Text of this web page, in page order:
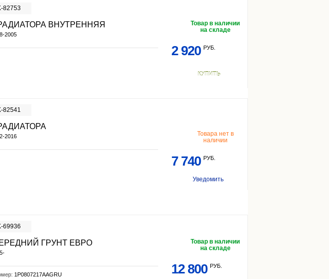
82753
ВНУТРЕННЯЯ
2005
Товар в наличии
на складе
2 920 РУБ.
КУПИТЬ
82541
2016
Товара нет в
наличии
7 740 РУБ.
Уведомить
69936
ГРУНТ ЕВРО
1P0807217AAGRU
Товар в наличии
на складе
12 800 РУБ.